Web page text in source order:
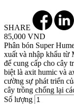
SHARE
85,000 VND
Phân bón Super
xuất và nhập khẩu từ
để cung cấp cho cây
biệt là axit humic và
cường sự phát triển
cây trồng chống lại
Số lượng